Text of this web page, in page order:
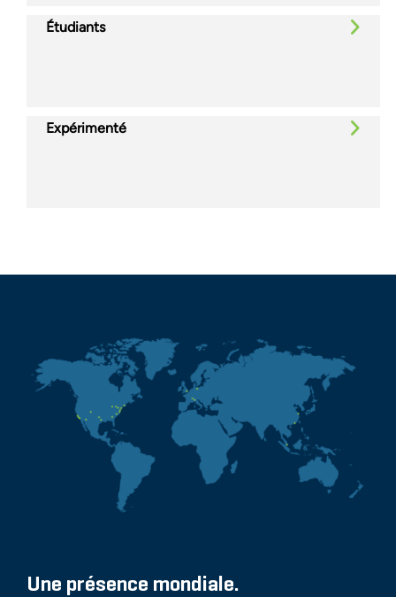
Étudiants
Expérimenté
Une présence mondiale.